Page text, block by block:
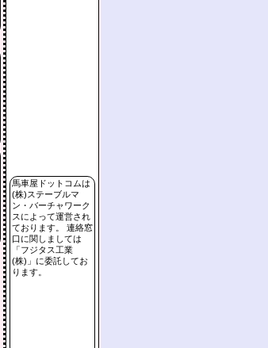
馬車屋ドットコムは
(株)ステーブルマ
ン・バーチャワーク
スによって運営され
ております。 連絡窓
口に関しましては
「フジタス工業
(株)」に委託してお
ります。